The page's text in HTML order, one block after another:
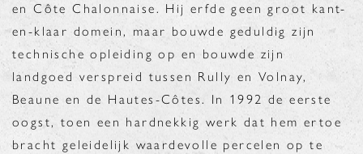
en Côte Chalonnaise. Hij erfde geen groot kant-
en-klaar domein, maar bouwde geduldig zijn
technische opleiding op en bouwde zijn
landgoed verspreid tussen Rully en Volnay,
Beaune en de Hautes-Côtes. In 1992 de eerste
oogst, toen een hardnekkig werk dat hem ertoe
bracht geleidelijk waardevolle percelen op te